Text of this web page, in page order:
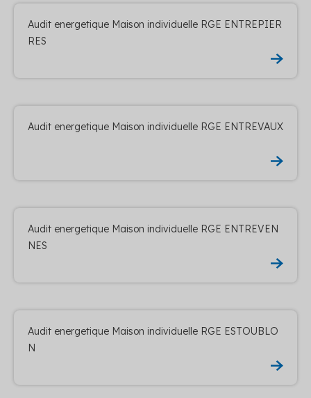
Audit energetique Maison individuelle RGE ENTREPIER
RES
Audit energetique Maison individuelle RGE ENTREVAUX
Audit energetique Maison individuelle RGE ENTREVEN
NES
Audit energetique Maison individuelle RGE ESTOUBLO
N